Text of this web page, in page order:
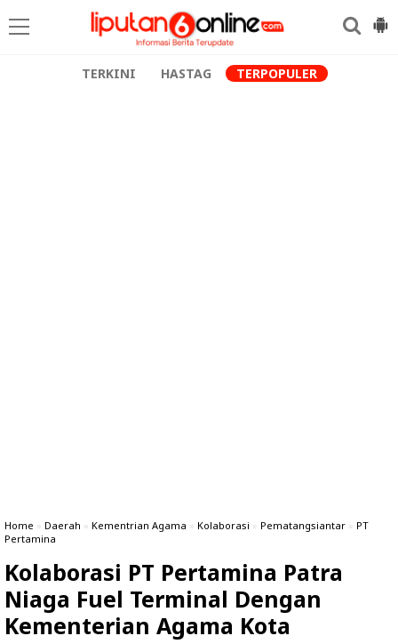
TERKINI HASTAG TERPOPULER
Home » Daerah » Kementrian Agama » Kolaborasi » Pematangsiantar » PT
Pertamina
Kolaborasi PT Pertamina Patra
Niaga Fuel Terminal Dengan
Kementerian Agama Kota